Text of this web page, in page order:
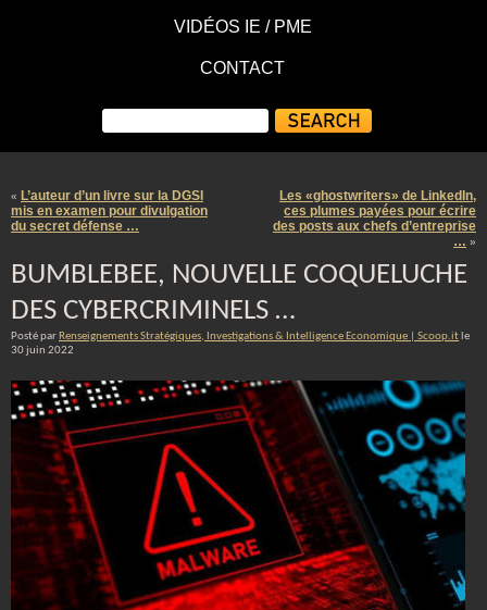
VIDÉOS IE / PME
CONTACT
« L’auteur d’un livre sur la DGSI
mis en examen pour divulgation
du secret défense …
Les «ghostwriters» de LinkedIn,
ces plumes payées pour écrire
des posts aux chefs d’entreprise
… »
BUMBLEBEE, NOUVELLE COQUELUCHE
DES CYBERCRIMINELS …
Posté par Renseignements Stratégiques, Investigations & Intelligence Economique | Scoop.it le
30 juin 2022